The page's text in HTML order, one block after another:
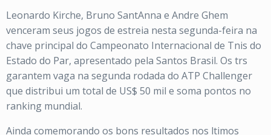
Leonardo Kirche, Bruno SantAnna e Andre Ghem
venceram seus jogos de estreia nesta segunda-feira na
chave principal do Campeonato Internacional de Tnis do
Estado do Par, apresentado pela Santos Brasil. Os trs
garantem vaga na segunda rodada do ATP Challenger
que distribui um total de US$ 50 mil e soma pontos no
ranking mundial.
Ainda comemorando os bons resultados nos ltimos